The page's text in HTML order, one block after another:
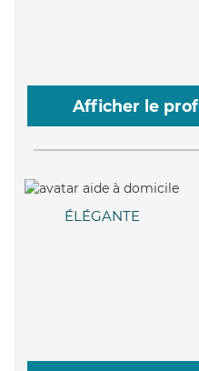
Afficher le
ÉLÉGANTE